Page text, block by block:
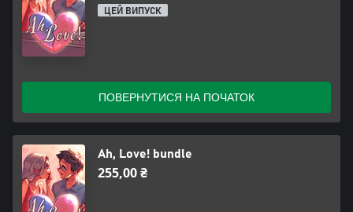
ЦЕЙ ВИПУСК
ПОВЕРНУТИСЯ НА ПОЧАТОК
Ah, Love! bundle
255,00 ₴